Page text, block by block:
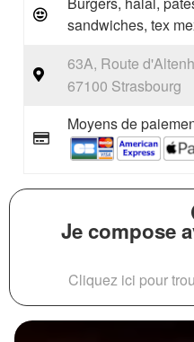
sandwiches, tex
63A, Route
67100 Strasbourg
Moyens de
Je compose
Cliquez ici pour